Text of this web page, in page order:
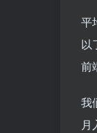
平
以
前
我
月